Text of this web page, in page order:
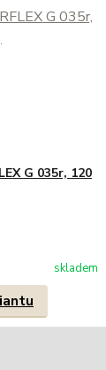
G 035r, 120
skladem